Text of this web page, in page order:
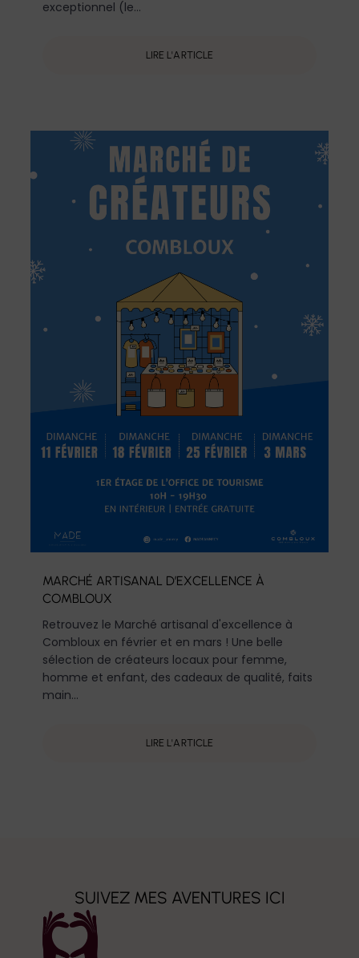
exceptionnel (le...
LIRE L'ARTICLE
MARCHÉ ARTISANAL D’EXCELLENCE À
COMBLOUX
Retrouvez le Marché artisanal d'excellence à
Combloux en février et en mars ! Une belle
sélection de créateurs locaux pour femme,
homme et enfant, des cadeaux de qualité, faits
main...
LIRE L'ARTICLE
SUIVEZ MES AVENTURES ICI